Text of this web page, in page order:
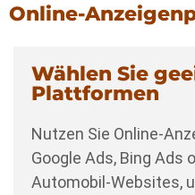
Online-
Wählen Sie
Plattformen
Nutzen Sie Online-
Google Ads, Bing Ads
Automobil-Websites,